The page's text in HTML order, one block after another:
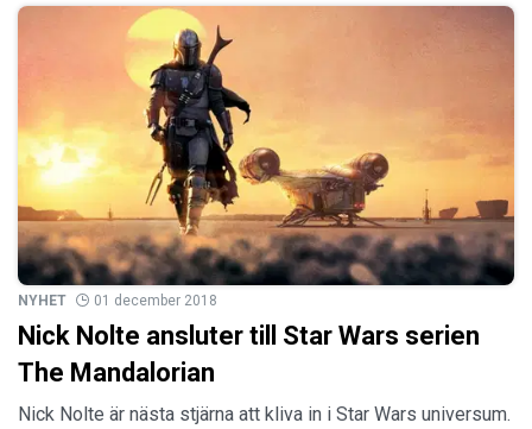
NYHET 01 december 2018
Nick Nolte ansluter till Star Wars serien
The Mandalorian
Nick Nolte är nästa stjärna att kliva in i Star Wars universum.